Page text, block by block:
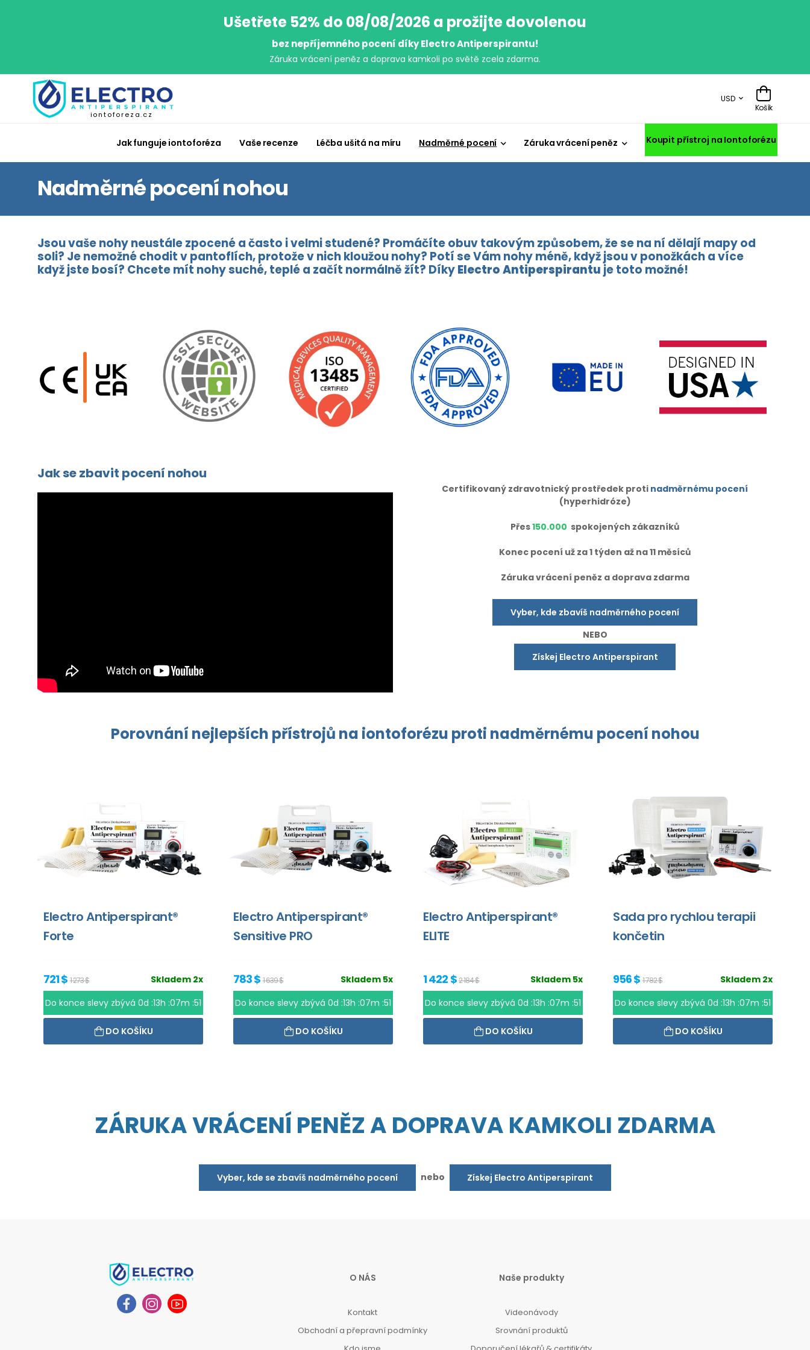
Ušetřete 52% do 08/08/2026 a prožijte dovolenou
bez nepříjemného pocení díky Electro Antiperspirantu!
Záruka vrácení peněz a doprava kamkoli po světě zcela zdarma.
iontoforeza.cz
USD
Košík
Jak funguje iontoforéza Vaše recenze Léčba ušitá na míru Nadměrné pocení Záruka vrácení peněz Koupit přístroj na Iontoforézu
Nadměrné pocení nohou
Jsou vaše nohy neustále zpocené a často i velmi studené? Promáčíte obuv takovým způsobem, že se na ní dělají mapy od
soli? Je nemožné chodit v pantoflích, protože v nich kloužou nohy? Potí se Vám nohy méně, když jsou v ponožkách a více
když jste bosí? Chcete mít nohy suché, teplé a začít normálně žít? DíkyElectro Antiperspirantu je toto možné!
Jak se zbavit pocení nohou
Certifikovaný zdravotnický prostředek proti nadměrnému pocení
(hyperhidróze)
Přes150.000 spokojených zákazníků
Konec pocení už za 1 týden až na 11 měsíců
Záruka vrácení peněz a doprava zdarma
Vyber, kde zbavíš nadměrného pocení
NEBO
Získej Electro Antiperspirant
Porovnání nejlepších přístrojů na iontoforézu proti nadměrnému pocení nohou
Electro Antiperspirant®
Forte
Skladem 2x
721 $1 273 $
Do konce slevy zbývá 0d :13h :07m :51
DO KOŠÍKU
Electro Antiperspirant®
Sensitive PRO
Skladem 5x
783 $1 639 $
Do konce slevy zbývá 0d :13h :07m :51
DO KOŠÍKU
Electro Antiperspirant®
ELITE
Skladem 5x
1 422 $2 184 $
Do konce slevy zbývá 0d :13h :07m :51
DO KOŠÍKU
Sada pro rychlou terapii
končetin
Skladem 2x
956 $1 782 $
Do konce slevy zbývá 0d :13h :07m :51
DO KOŠÍKU
ZÁRUKA VRÁCENÍ PENĚZ A DOPRAVA KAMKOLI ZDARMA
Vyber, kde se zbavíš nadměrného pocení nebo Získej Electro Antiperspirant
O NÁS
Kontakt
Obchodní a přepravní podmínky
Naše produkty
Videonávody
Srovnání produktů